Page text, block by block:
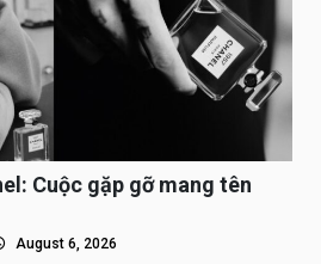
Cuộc gặp gỡ mang tên
August 6, 2026